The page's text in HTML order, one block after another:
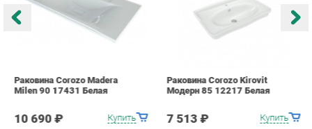
10 690 ₽ Купить
7 513 ₽
КАТАЛОГ
Шкафы в ванную
ИНФОРМАЦИЯ
Контакты